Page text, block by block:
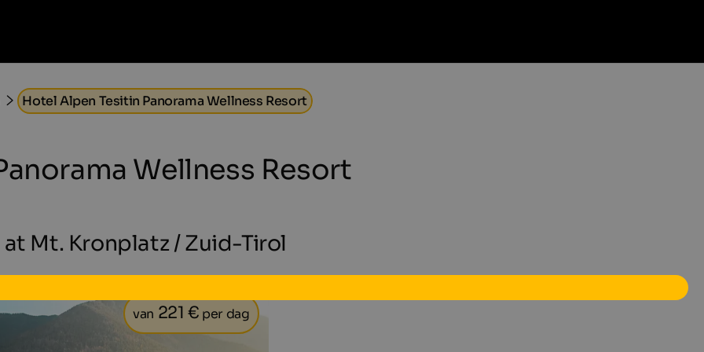
Hotel Alpen Tesitin Panorama Wellness Resort
Wellness Resort
Mt. Kronplatz / Zuid-Tirol
van 221 € per dag